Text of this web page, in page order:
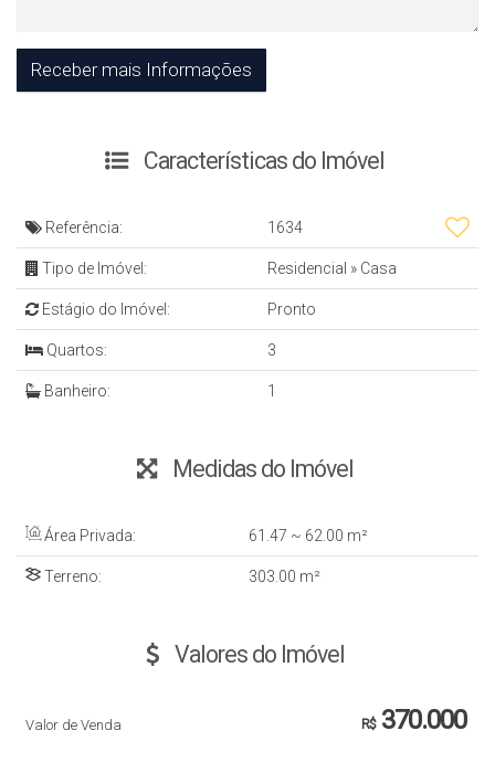
Características do Imóvel
Referência: 1634
Tipo de Imóvel: Residencial » Casa
Estágio do Imóvel: Pronto
Quartos: 3
Banheiro: 1
Medidas do Imóvel
Área Privada: 61 .47 ~ 62.00 m²
Terreno: 303.00 m²
Valores do Imóvel
R$370.000
Valor de Venda